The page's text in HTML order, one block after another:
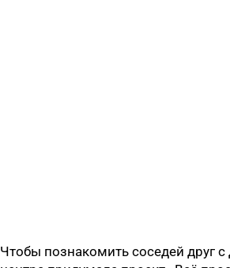
Чтобы познакомить соседей друг